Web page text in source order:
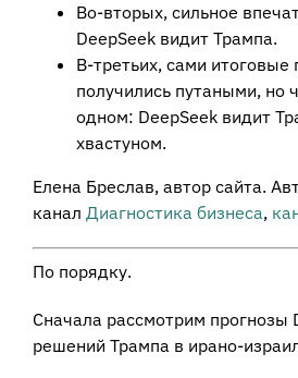
Во-вторых, сильное
DeepSeek видит Трампа.
В-третьих, сами итоговые
получились путаными, но
одном: DeepSeek видит
хвастуном.
Елена Бреслав, автор сайта.
канал Диагностика бизнеса,
По порядку.
Сначала рассмотрим прогнозы
решений Трампа в ирано-